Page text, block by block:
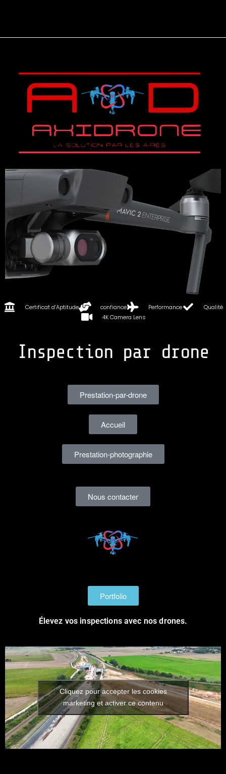
Certificat d’Aptitude confiance Performance
Qualité
4K Camera Lens
Inspection par drone
Prestation-par-drone
Accueil
Prestation-photographie
Nous contacter
Portfolio
Élevez vos inspections avec nos drones.
Cliquez pour accepter les cookies
marketing et activer ce contenu